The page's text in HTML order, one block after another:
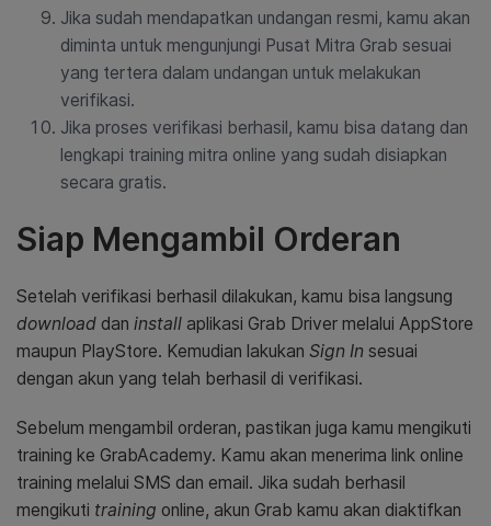
Jika sudah mendapatkan undangan resmi, kamu akan
diminta untuk mengunjungi Pusat Mitra Grab sesuai
yang tertera dalam undangan untuk melakukan
verifikasi.
Jika proses verifikasi berhasil, kamu bisa datang dan
lengkapi training mitra online yang sudah disiapkan
secara gratis.
Siap Mengambil Orderan
Setelah verifikasi berhasil dilakukan, kamu bisa langsung
download dan install aplikasi Grab Driver melalui AppStore
maupun PlayStore. Kemudian lakukan Sign In sesuai
dengan akun yang telah berhasil di verifikasi.
Sebelum mengambil orderan, pastikan juga kamu mengikuti
training ke GrabAcademy. Kamu akan menerima link online
training melalui SMS dan email. Jika sudah berhasil
mengikuti training online, akun Grab kamu akan diaktifkan